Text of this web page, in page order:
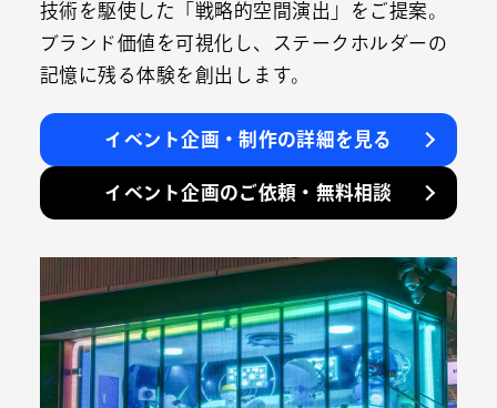
技術を駆使した「戦略的空間演出」をご提案。
ブランド価値を可視化し、ステークホルダーの
記憶に残る体験を創出します。
イベント企画・制作の詳細を見る
イベント企画のご依頼・無料相談